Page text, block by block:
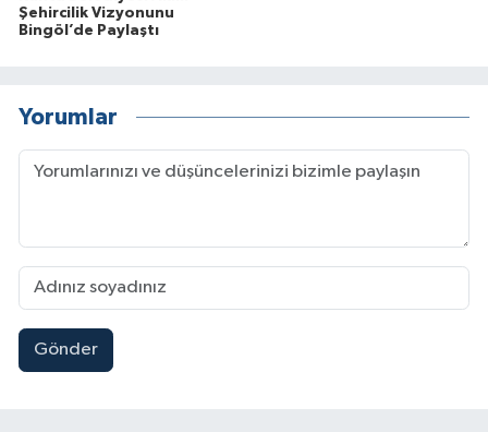
Şehircilik Vizyonunu
Bingöl’de Paylaştı
Yorumlar
Gönder